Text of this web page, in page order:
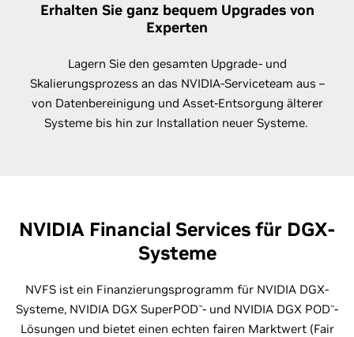
Erhalten Sie ganz bequem Upgrades von
Experten
Lagern Sie den gesamten Upgrade- und
Skalierungsprozess an das NVIDIA-Serviceteam aus –
von Datenbereinigung und Asset-Entsorgung älterer
Systeme bis hin zur Installation neuer Systeme.
NVIDIA Financial Services für DGX-
Systeme
NVFS ist ein Finanzierungsprogramm für NVIDIA DGX-
Systeme, NVIDIA DGX SuperPOD™- und NVIDIA DGX POD™-
Lösungen und bietet einen echten fairen Marktwert (Fair